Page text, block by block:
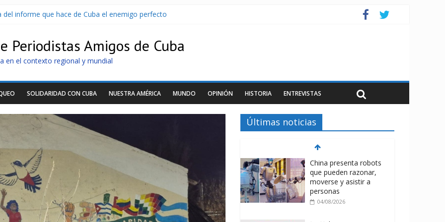
informe que hace de Cuba el enemigo perfecto
nuevo apagón
de llegar a Cuba
Periodistas Amigos de Cuba
en el contexto regional y mundial
SOLIDARIDAD CON CUBA NUESTRA AMÉRICA MUNDO OPINIÓN HISTORIA ENTREVISTAS
Últimas noticias
China presenta robots
que pueden razonar,
moverse y asistir a
personas
04/08/2026